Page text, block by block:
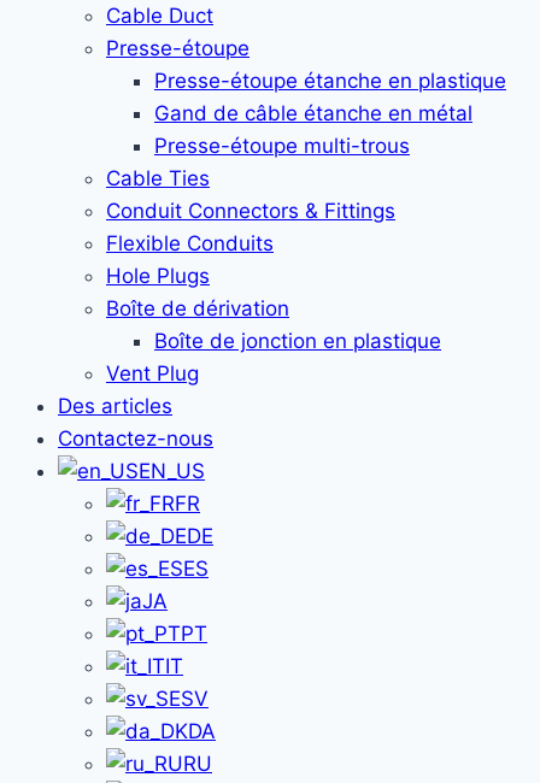
Cable Duct
Presse-étoupe
Presse-étoupe étanche en plastique
Gand de câble étanche en métal
Presse-étoupe multi-trous
Cable Ties
Conduit Connectors & Fittings
Flexible Conduits
Hole Plugs
Boîte de dérivation
Boîte de jonction en plastique
Vent Plug
Des articles
Contactez-nous
EN_US
FR
DE
ES
JA
PT
IT
SV
DA
RU